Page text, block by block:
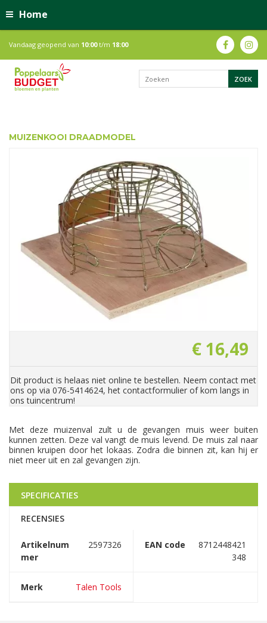
Home
Vandaag geopend van 10:00t/m 18:00
MUIZENKOOI DRAADMODEL
€ 16,49
Dit product is helaas niet online te bestellen. Neem contact met
ons op via 076-5414624, het contactformulier of kom langs in
ons tuincentrum!
Met deze muizenval zult u de gevangen muis weer buiten
kunnen zetten. Deze val vangt de muis levend. De muis zal naar
binnen kruipen door het lokaas. Zodra die binnen zit, kan hij er
niet meer uit en zal gevangen zijn.
SPECIFICATIES
RECENSIES
Artikelnum
mer
2597326 EAN code
8712448421
348
Merk Talen Tools